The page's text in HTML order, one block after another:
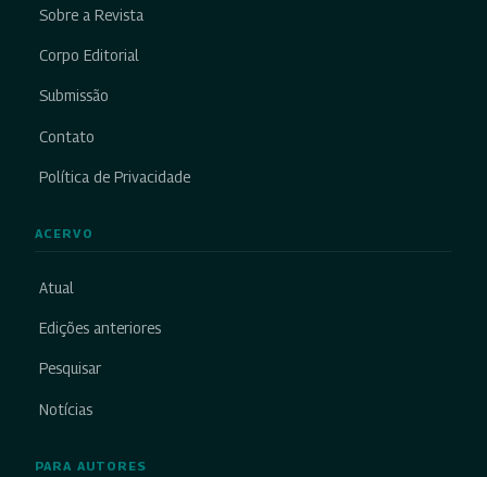
Sobre a Revista
Corpo Editorial
Submissão
Contato
Política de Privacidade
ACERVO
Atual
Edições anteriores
Pesquisar
Notícias
PARA AUTORES